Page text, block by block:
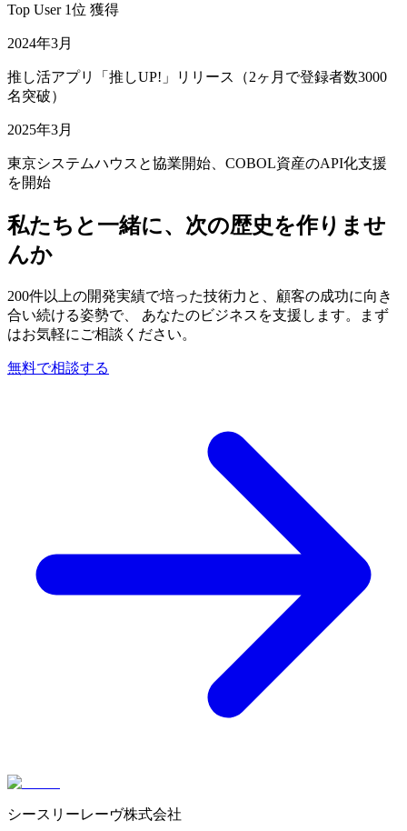
Top User 1位 獲得
2024年3月
推し活アプリ「推しUP!」リリース（2ヶ月で登録者数3000
名突破）
2025年3月
東京システムハウスと協業開始、COBOL資産のAPI化支援
を開始
私たちと一緒に、次の歴史を作りませ
んか
200件以上の開発実績で培った技術力と、顧客の成功に向き
合い続ける姿勢で、 あなたのビジネスを支援します。まず
はお気軽にご相談ください。
無料で相談する
シースリーレーヴ株式会社